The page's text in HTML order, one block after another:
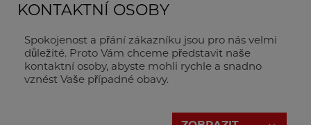
KONTAKTNÍ OSOBY
Spokojenost a přání zákazníku jsou pro nás velmi
důležité. Proto Vám chceme představit naše
kontaktní osoby, abyste mohli rychle a snadno
vznést Vaše případné obavy.
Jednoduše klikněte na tlačítko "ZOBRAZIT".